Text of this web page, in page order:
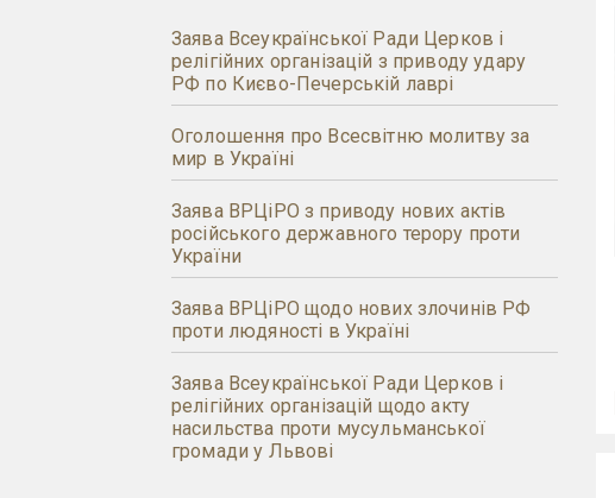
Заява Всеукраїнської Ради Церков і
релігійних організацій з приводу удару
РФ по Києво-Печерській лаврі
Оголошення про Всесвітню молитву за
мир в Україні
Заява ВРЦіРО з приводу нових актів
російського державного терору проти
України
Заява ВРЦіРО щодо нових злочинів РФ
проти людяності в Україні
Заява Всеукраїнської Ради Церков і
релігійних організацій щодо акту
насильства проти мусульманської
громади у Львові